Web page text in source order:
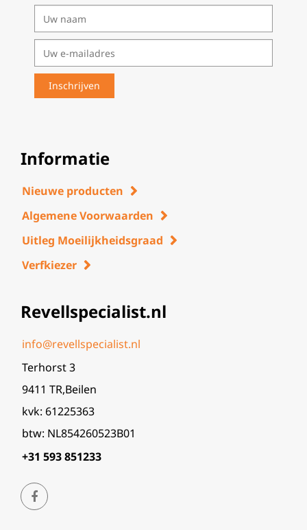
Informatie
Nieuwe producten
Algemene Voorwaarden
Uitleg Moeilijkheidsgraad
Verfkiezer
Revellspecialist.nl
info@revellspecialist.nl
Terhorst 3
9411 TR,Beilen
kvk: 61225363
btw: NL854260523B01
+31 593 851233